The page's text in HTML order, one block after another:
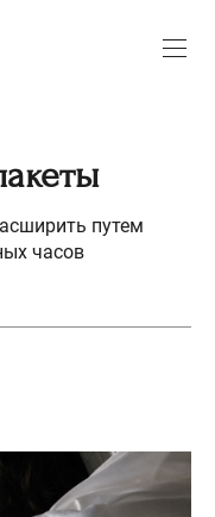
путем
часов